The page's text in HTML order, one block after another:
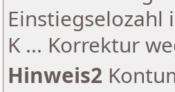
K ... Korrektur
Hinweis2